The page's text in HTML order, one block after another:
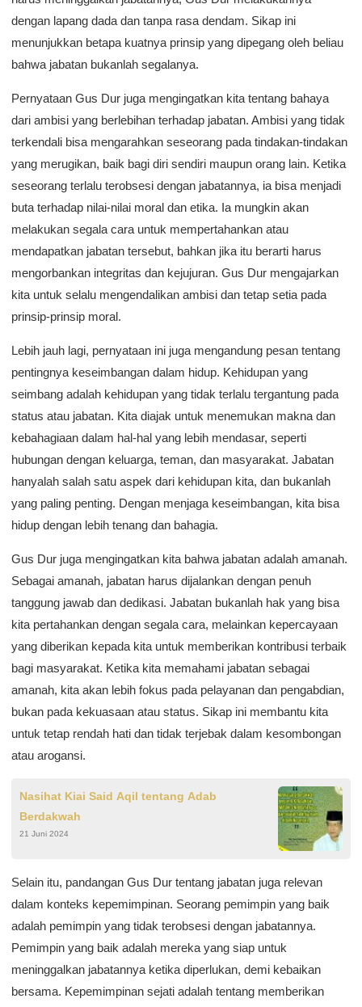
dengan lapang dada dan tanpa rasa dendam. Sikap ini
menunjukkan betapa kuatnya prinsip yang dipegang oleh beliau
bahwa jabatan bukanlah segalanya.
Pernyataan Gus Dur juga mengingatkan kita tentang bahaya
dari ambisi yang berlebihan terhadap jabatan. Ambisi yang tidak
terkendali bisa mengarahkan seseorang pada tindakan-tindakan
yang merugikan, baik bagi diri sendiri maupun orang lain. Ketika
seseorang terlalu terobsesi dengan jabatannya, ia bisa menjadi
buta terhadap nilai-nilai moral dan etika. Ia mungkin akan
melakukan segala cara untuk mempertahankan atau
mendapatkan jabatan tersebut, bahkan jika itu berarti harus
mengorbankan integritas dan kejujuran. Gus Dur mengajarkan
kita untuk selalu mengendalikan ambisi dan tetap setia pada
prinsip-prinsip moral.
Lebih jauh lagi, pernyataan ini juga mengandung pesan tentang
pentingnya keseimbangan dalam hidup. Kehidupan yang
seimbang adalah kehidupan yang tidak terlalu tergantung pada
status atau jabatan. Kita diajak untuk menemukan makna dan
kebahagiaan dalam hal-hal yang lebih mendasar, seperti
hubungan dengan keluarga, teman, dan masyarakat. Jabatan
hanyalah salah satu aspek dari kehidupan kita, dan bukanlah
yang paling penting. Dengan menjaga keseimbangan, kita bisa
hidup dengan lebih tenang dan bahagia.
Gus Dur juga mengingatkan kita bahwa jabatan adalah amanah.
Sebagai amanah, jabatan harus dijalankan dengan penuh
tanggung jawab dan dedikasi. Jabatan bukanlah hak yang bisa
kita pertahankan dengan segala cara, melainkan kepercayaan
yang diberikan kepada kita untuk memberikan kontribusi terbaik
bagi masyarakat. Ketika kita memahami jabatan sebagai
amanah, kita akan lebih fokus pada pelayanan dan pengabdian,
bukan pada kekuasaan atau status. Sikap ini membantu kita
untuk tetap rendah hati dan tidak terjebak dalam kesombongan
atau arogansi.
Nasihat Kiai Said Aqil tentang Adab
Berdakwah
21 Juni 2024
Selain itu, pandangan Gus Dur tentang jabatan juga relevan
dalam konteks kepemimpinan. Seorang pemimpin yang baik
adalah pemimpin yang tidak terobsesi dengan jabatannya.
Pemimpin yang baik adalah mereka yang siap untuk
meninggalkan jabatannya ketika diperlukan, demi kebaikan
bersama. Kepemimpinan sejati adalah tentang memberikan